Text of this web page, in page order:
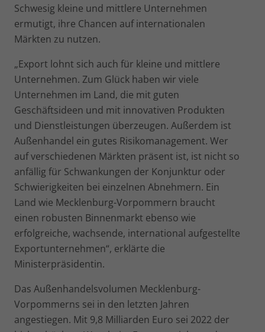
Schwesig kleine und mittlere Unternehmen
ermutigt, ihre Chancen auf internationalen
Märkten zu nutzen.
„Export lohnt sich auch für kleine und mittlere
Unternehmen. Zum Glück haben wir viele
Unternehmen im Land, die mit guten
Geschäftsideen und mit innovativen Produkten
und Dienstleistungen überzeugen. Außerdem ist
Außenhandel ein gutes Risikomanagement. Wer
auf verschiedenen Märkten präsent ist, ist nicht so
anfällig für Schwankungen der Konjunktur oder
Schwierigkeiten bei einzelnen Abnehmern. Ein
Land wie Mecklenburg-Vorpommern braucht
einen robusten Binnenmarkt ebenso wie
erfolgreiche, wachsende, international aufgestellte
Exportunternehmen“, erklärte die
Ministerpräsidentin.
Das Außenhandelsvolumen Mecklenburg-
Vorpommerns sei in den letzten Jahren
angestiegen. Mit 9,8 Milliarden Euro sei 2022 der